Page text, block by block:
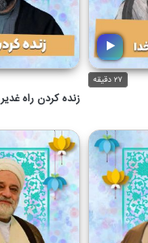
۲۷ دقیقه
زنده کردن راه غدیر